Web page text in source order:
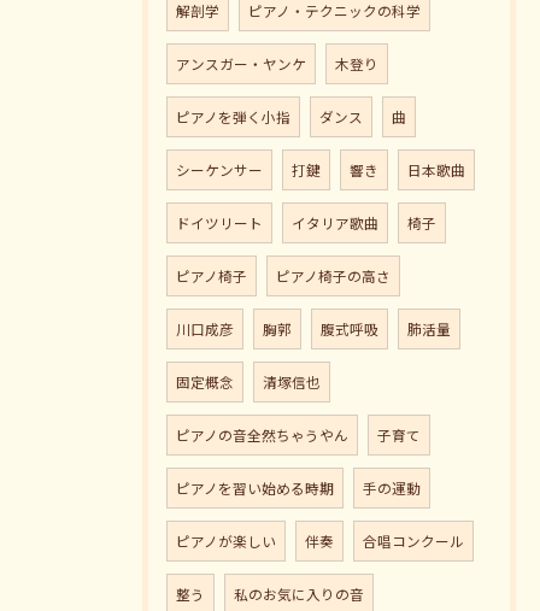
解剖学 ピアノ・テクニックの科学
アンスガー・ヤンケ 木登り
ピアノを弾く小指 ダンス 曲
シーケンサー 打鍵 響き 日本歌曲
ドイツリート イタリア歌曲 椅子
ピアノ椅子 ピアノ椅子の高さ
川口成彦 胸郭 腹式呼吸 肺活量
固定概念 清塚信也
ピアノの音全然ちゃうやん 子育て
ピアノを習い始める時期 手の運動
ピアノが楽しい 伴奏 合唱コンクール
整う 私のお気に入りの音